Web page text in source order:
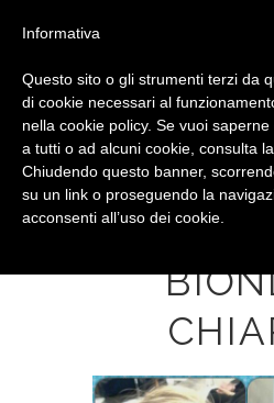
Informativa
Questo sito o gli strumenti terzi da
di cookie necessari al
nella cookie policy. Se vuoi
a tutti o ad alcuni cookie, consulta la
Chiudendo questo banner,
su un link o proseguendo la
acconsenti all’uso dei cookie.